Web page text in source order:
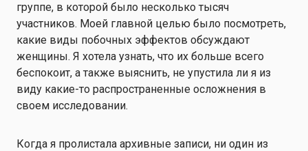
группе, в которой было несколько тысяч
участников. Моей главной целью было посмотреть,
какие виды побочных эффектов обсуждают
женщины. Я хотела узнать, что их больше всего
беспокоит, а также выяснить, не упустила ли я из
виду какие-то распространенные осложнения в
своем исследовании.
Когда я пролистала архивные записи, ни один из